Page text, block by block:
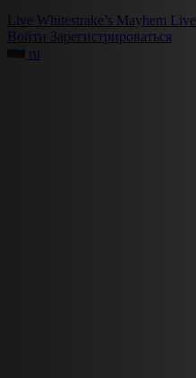
Live Whitestrake’s Mayhem Live
Войти Зарегистрироваться
ru